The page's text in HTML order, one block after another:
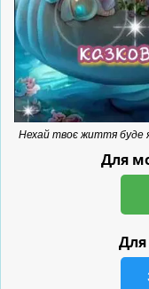
Нехай твоє життя буде
Для
Для